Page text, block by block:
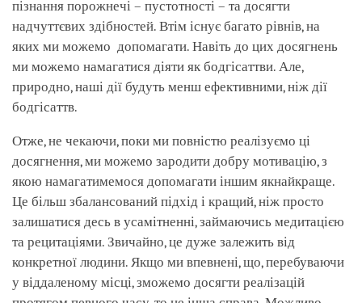
пізнання порожнечі – пустотності – та досягти
надчуттєвих здібностей. Втім існує багато рівнів, на
яких ми можемо допомагати. Навіть до цих досягнень
ми можемо намагатися діяти як бодгісаттви. Але,
природно, наші дії будуть менш ефективними, ніж дії
бодгісаттв.
Отже, не чекаючи, поки ми повністю реалізуємо ці
досягнення, ми можемо зародити добру мотивацію, з
якою намагатимемося допомагати іншим якнайкраще.
Це більш збалансований підхід і кращий, ніж просто
залишатися десь в усамітненні, займаючись медитацією
та рецитаціями. Звичайно, це дуже залежить від
конкретної людини. Якщо ми впевнені, що, перебуваючи
у віддаленому місці, зможемо досягти реалізацій